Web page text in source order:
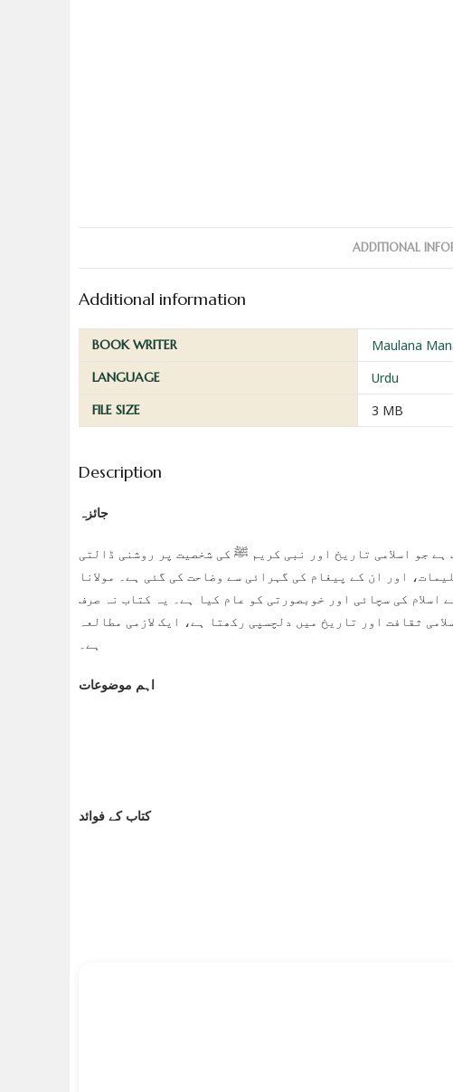
ADDITIONAL
Additional information
BOOK WRITER Maulana
LANGUAGE Urdu
FILE SIZE 3 MB
Description
جائزہ
ہے جو اسلامی تاریخ اور نبی کریم ﷺ کی شخصیت پر روشنی ڈالتی
اور ان کے پیغام کی گہرائی سے وضاحت کی گئی ہے۔ مولانا
اسلام کی سچائی اور خوبصورتی کو عام کیا ہے۔ یہ کتاب نہ صرف
ثقافت اور تاریخ میں دلچسپی رکھتا ہے، ایک لازمی مطالعہ
ہے۔
اہم موضوعات
کتاب کے فوائد